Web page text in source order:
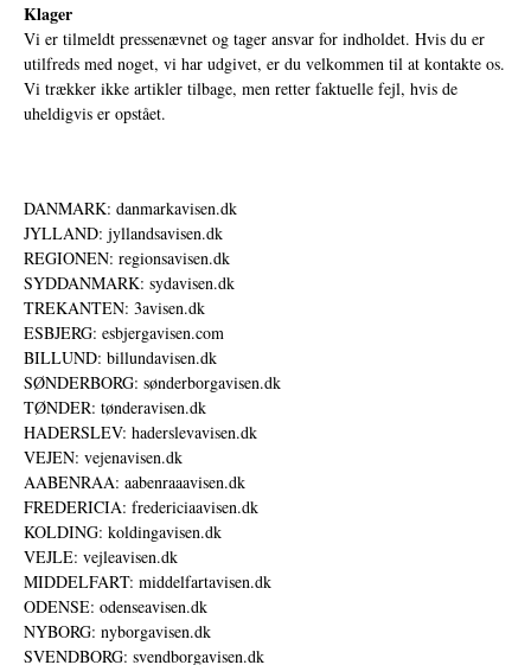
Klager
Vi er tilmeldt pressenævnet og tager ansvar for indholdet. Hvis du er
utilfreds med noget, vi har udgivet, er du velkommen til at kontakte os.
Vi trækker ikke artikler tilbage, men retter faktuelle fejl, hvis de
uheldigvis er opstået.
DANMARK: danmarkavisen.dk
JYLLAND: jyllandsavisen.dk
REGIONEN: regionsavisen.dk
SYDDANMARK: sydavisen.dk
TREKANTEN: 3avisen.dk
ESBJERG: esbjergavisen.com
BILLUND: billundavisen.dk
SØNDERBORG: sønderborgavisen.dk
TØNDER: tønderavisen.dk
HADERSLEV: haderslevavisen.dk
VEJEN: vejenavisen.dk
AABENRAA: aabenraaavisen.dk
FREDERICIA: fredericiaavisen.dk
KOLDING: koldingavisen.dk
VEJLE: vejleavisen.dk
MIDDELFART: middelfartavisen.dk
ODENSE: odenseavisen.dk
NYBORG: nyborgavisen.dk
SVENDBORG: svendborgavisen.dk